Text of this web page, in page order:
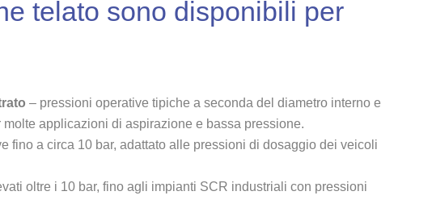
telato sono disponibili per
– pressioni operative tipiche a seconda del diametro interno e
applicazioni di aspirazione e bassa pressione.
fino a circa 10 bar, adattato alle pressioni di dosaggio dei veicoli
oltre i 10 bar, fino agli impianti SCR industriali con pressioni